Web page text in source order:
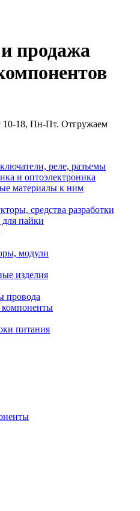
продажа
10-18, Пн-Пт. Отгружаем
реле, разъемы
и оптоэлектроника
материалы к ним
средства разработки
пайки
модули
изделия
провода
питания